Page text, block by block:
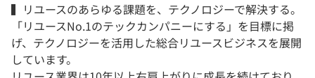
▍リユースのあらゆる課題を、テクノロジーで解決する。
「リユースNo.1のテックカンパニーにする」を目標に掲
げ、テクノロジーを活用した総合リユースビジネスを展開
しています。